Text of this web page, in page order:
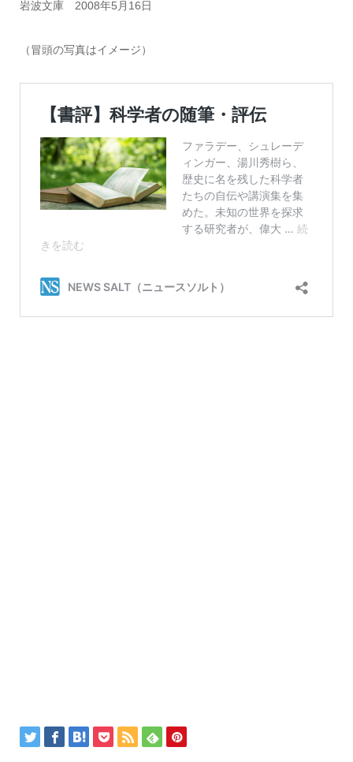
岩波文庫 2008年5月16日
（冒頭の写真はイメージ）